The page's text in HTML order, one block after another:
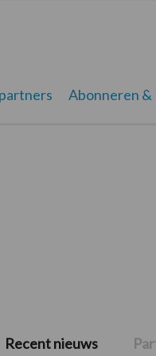
Abonneren &
Recent nieuws